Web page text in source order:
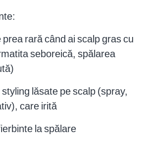
rară când ai scalp gras cu
seboreică, spălarea
lăsate pe scalp (spray,
care irită
la spălare